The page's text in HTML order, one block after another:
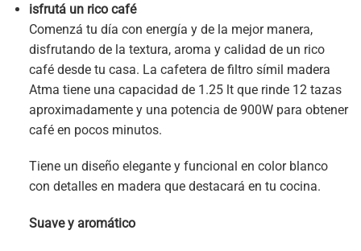
isfrutá un rico café
Comenzá tu día con energía y de la mejor manera,
disfrutando de la textura, aroma y calidad de un rico
café desde tu casa. La cafetera de filtro símil madera
Atma tiene una capacidad de 1.25 lt que rinde 12 tazas
aproximadamente y una potencia de 900W para obtener
café en pocos minutos.
Tiene un diseño elegante y funcional en color blanco
con detalles en madera que destacará en tu cocina.
Suave y aromático